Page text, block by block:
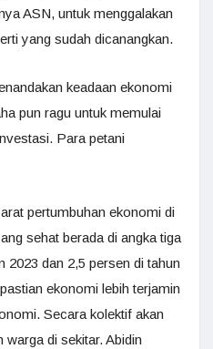
ASN, untuk menggalakan
yang sudah dicanangkan.
keadaan ekonomi
pun ragu untuk memulai
Para petani
pertumbuhan ekonomi di
sehat berada di angka tiga
2023 dan 2,5 persen di tahun
ekonomi lebih terjamin
Secara kolektif akan
di sekitar. Abidin